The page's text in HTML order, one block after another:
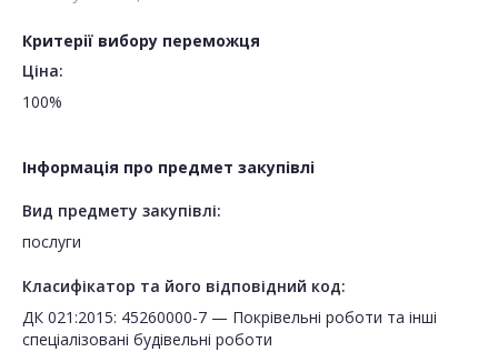
Критерії вибору переможця
Ціна:
100%
Інформація про предмет закупівлі
Вид предмету закупівлі:
послуги
Класифікатор та його відповідний код:
ДК 021:2015: 45260000-7 — Покрівельні роботи та інші
спеціалізовані будівельні роботи